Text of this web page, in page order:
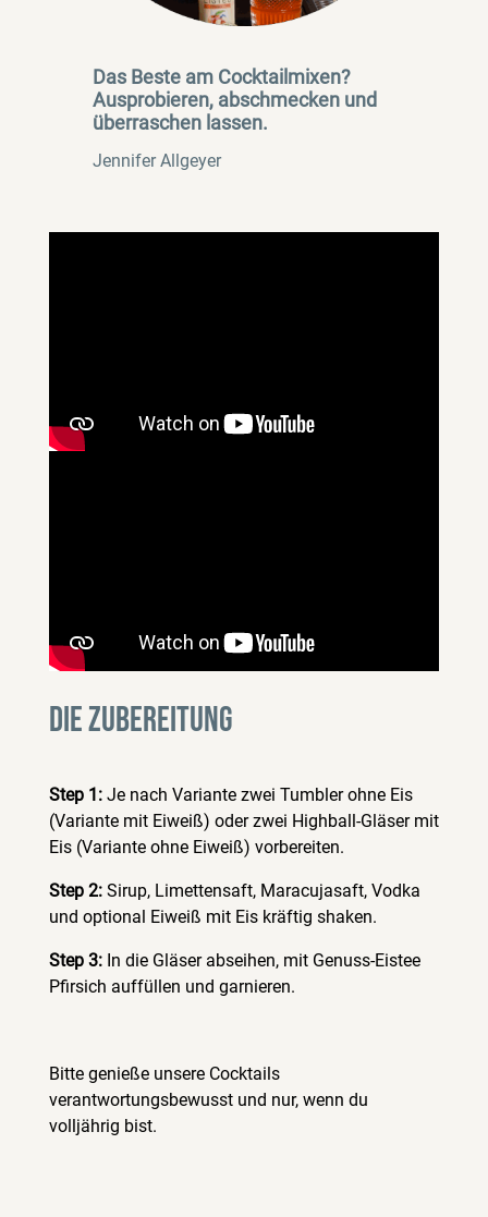
Das Beste am Cocktailmixen?
Ausprobieren, abschmecken und
überraschen lassen.
Jennifer Allgeyer
DIE ZUBEREITUNG
Step 1:Je nach Variante zwei Tumbler ohne Eis
(Variante mit Eiweiß) oder zwei Highball-Gläser mit
Eis (Variante ohne Eiweiß) vorbereiten.
Step 2:Sirup, Limettensaft, Maracujasaft, Vodka
und optional Eiweiß mit Eis kräftig shaken.
Step 3:In die Gläser abseihen, mit Genuss-Eistee
Pfirsich auffüllen und garnieren.
Bitte genieße unsere Cocktails
verantwortungsbewusst und nur, wenn du
volljährig bist.